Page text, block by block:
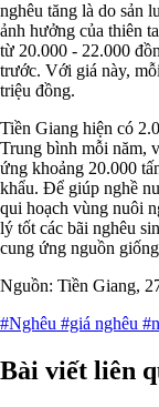
nghêu tăng là do sản
ảnh hưởng của thiên
từ 20.000 - 22.000
trước. Với giá này,
triệu đồng.
Tiền Giang hiện có
Trung bình mỗi năm,
ứng khoảng 20.000
khẩu. Để giúp nghề
qui hoạch vùng nuôi
lý tốt các bãi nghêu
cung ứng nguồn
Nguồn: Tiền Giang,
#Nghêu #giá nghêu
Bài viết liên